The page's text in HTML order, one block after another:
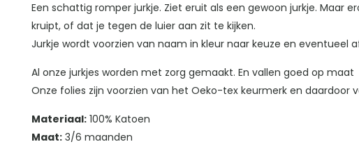
Een schattig romper jurkje. Ziet eruit als een gewoon jurkje.
kruipt, of dat je tegen de luier aan zit te kijken.
Jurkje wordt voorzien van naam in kleur naar keuze en eventueel
Al onze jurkjes worden met zorg gemaakt. En vallen goed op maat
Onze folies zijn voorzien van het Oeko-tex keurmerk en daardoor
Materiaal:100% Katoen
Maat:3/6 maanden